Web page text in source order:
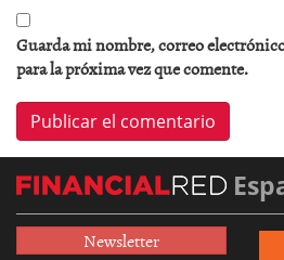
Guarda mi nombre, correo
para la próxima vez que comente.
Newsletter